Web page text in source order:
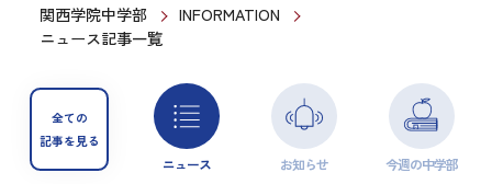
関西学院中学部
INFORMATION
ニュース記事一覧
全ての
記事を見る
ニュース お知らせ 今週の中学部